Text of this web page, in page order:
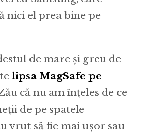
nici el prea bine pe
de mare și greu de
lipsa MagSafe pe
că nu am înțeles de ce
de pe spatele
vrut să fie mai ușor sau